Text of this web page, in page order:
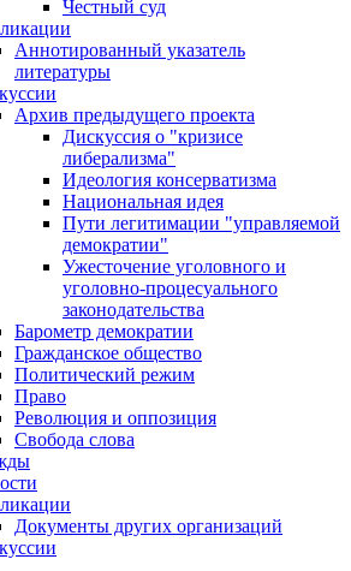
Честный суд
Аннотированный указатель
литературы
Архив предыдущего проекта
Дискуссия о "кризисе
либерализма"
Идеология консерватизма
Национальная идея
Пути легитимации "управляемой
демократии"
Ужесточение уголовного и
уголовно-процесуального
законодательства
Барометр демократии
Гражданское общество
Политический режим
Право
Революция и оппозиция
Свобода слова
Документы других организаций